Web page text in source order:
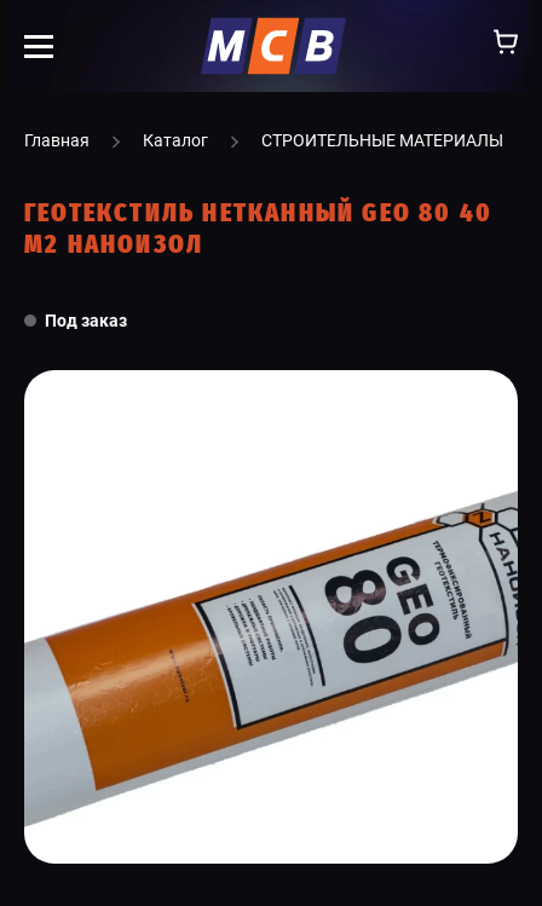
СПЕЦПРЕДЛОЖЕНИЕ
Главная Каталог СТРОИТЕЛЬНЫЕ МАТЕРИАЛЫ
ГЕОТЕКСТИЛЬ НЕТКАННЫЙ GEO 80 40
М2 НАНОИЗОЛ
Под заказ